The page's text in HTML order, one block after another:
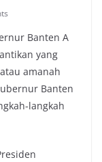
Banten A
yang
amanah
Banten
langkah